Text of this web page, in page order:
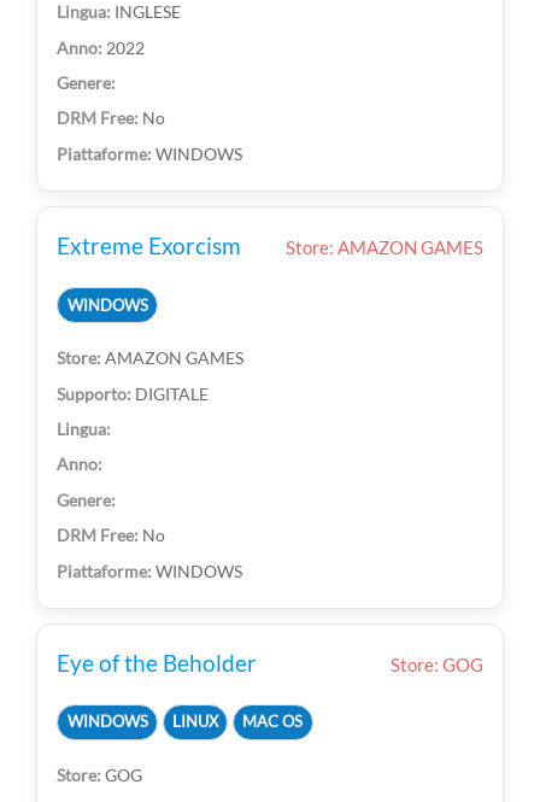
INGLESE
2022
No
WINDOWS
Extreme Exorcism Store: AMAZON GAMES
WINDOWS
AMAZON GAMES
DIGITALE
No
WINDOWS
Eye of the Beholder Store: GOG
WINDOWS LINUX MAC OS
GOG